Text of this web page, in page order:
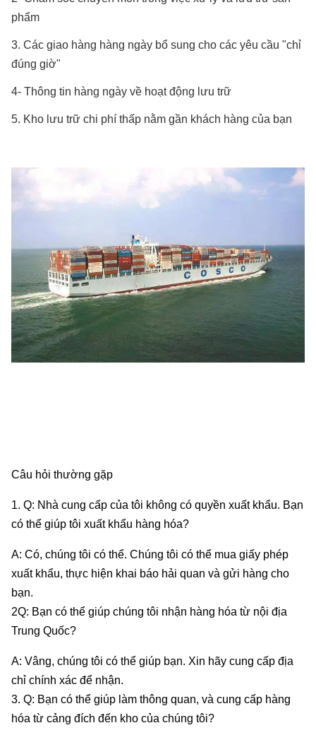
phẩm
3. Các giao hàng hàng ngày bổ sung cho các yêu cầu "chỉ
đúng giờ"
4- Thông tin hàng ngày về hoạt động lưu trữ
5. Kho lưu trữ chi phí thấp nằm gần khách hàng của bạn
Câu hỏi thường gặp
1. Q: Nhà cung cấp của tôi không có quyền xuất khẩu. Bạn
có thể giúp tôi xuất khẩu hàng hóa?
A: Có, chúng tôi có thể. Chúng tôi có thể mua giấy phép
xuất khẩu, thực hiện khai báo hải quan và gửi hàng cho
bạn.
2Q: Bạn có thể giúp chúng tôi nhận hàng hóa từ nội địa
Trung Quốc?
A: Vâng, chúng tôi có thể giúp bạn. Xin hãy cung cấp địa
chỉ chính xác để nhận.
3. Q: Bạn có thể giúp làm thông quan, và cung cấp hàng
hóa từ cảng đích đến kho của chúng tôi?